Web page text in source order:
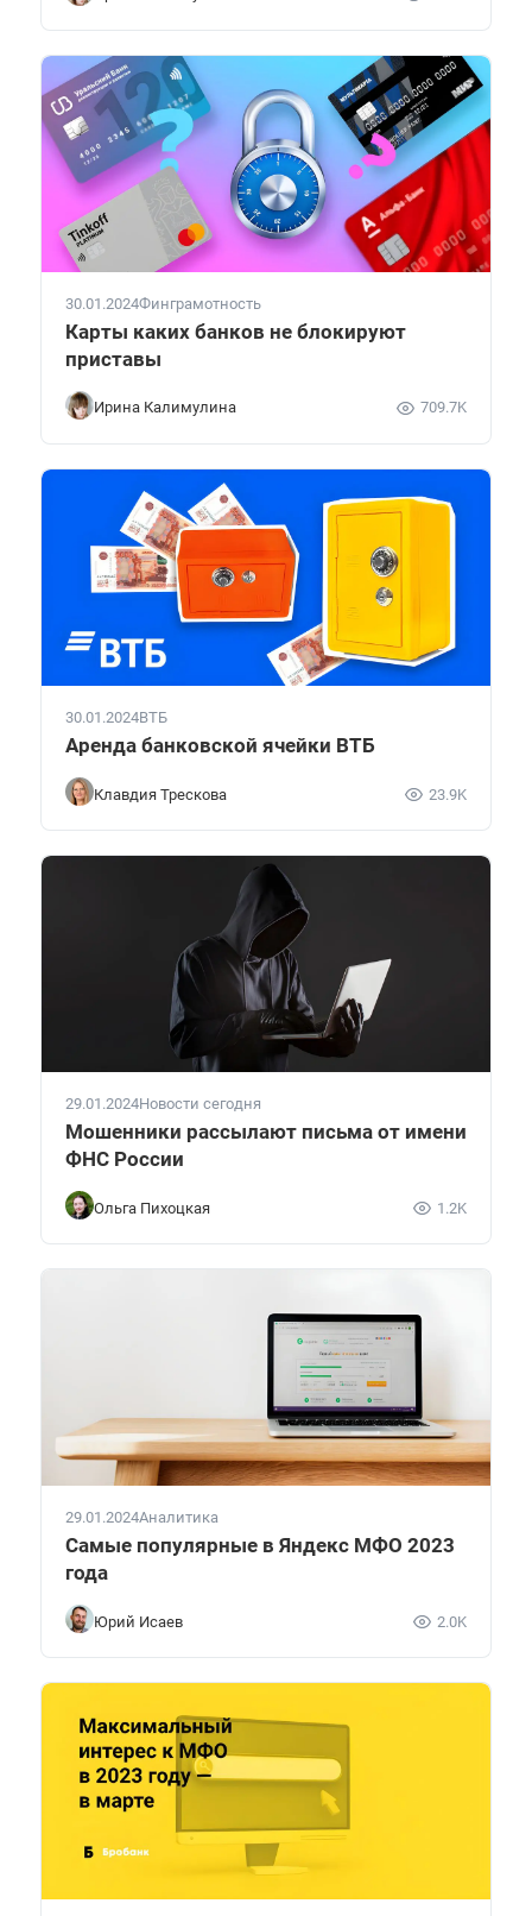
30.01.2024Финграмотность
Карты каких банков не блокируют
приставы
Ирина Калимулина 709.7K
30.01.2024ВТБ
Аренда банковской ячейки ВТБ
Клавдия Трескова 23.9K
29.01.2024Новости сегодня
Мошенники рассылают письма от имени
ФНС России
Ольга Пихоцкая 1.2K
29.01.2024Аналитика
Самые популярные в Яндекс МФО 2023
года
Юрий Исаев 2.0K